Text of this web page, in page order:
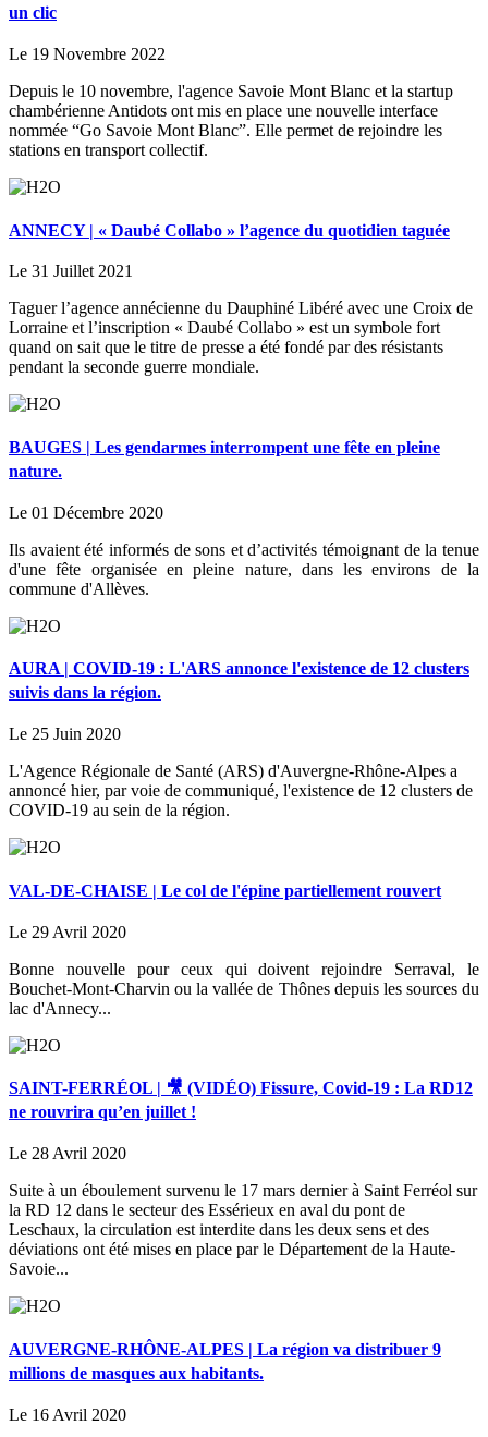
un clic
Le 19 Novembre 2022
Depuis le 10 novembre, l'agence Savoie Mont Blanc et la startup
chambérienne Antidots ont mis en place une nouvelle interface
nommée “Go Savoie Mont Blanc”. Elle permet de rejoindre les
stations en transport collectif.
ANNECY | « Daubé Collabo » l’agence du quotidien taguée
Le 31 Juillet 2021
Taguer l’agence annécienne du Dauphiné Libéré avec une Croix de
Lorraine et l’inscription « Daubé Collabo » est un symbole fort
quand on sait que le titre de presse a été fondé par des résistants
pendant la seconde guerre mondiale.
BAUGES | Les gendarmes interrompent une fête en pleine
nature.
Le 01 Décembre 2020
Ils avaient été informés de sons et d’activités témoignant de la tenue
d'une fête organisée en pleine nature, dans les environs de la
commune d'Allèves.
AURA | COVID-19 : L'ARS annonce l'existence de 12 clusters
suivis dans la région.
Le 25 Juin 2020
L'Agence Régionale de Santé (ARS) d'Auvergne-Rhône-Alpes a
annoncé hier, par voie de communiqué, l'existence de 12 clusters de
COVID-19 au sein de la région.
VAL-DE-CHAISE | Le col de l'épine partiellement rouvert
Le 29 Avril 2020
Bonne nouvelle pour ceux qui doivent rejoindre Serraval, le
Bouchet-Mont-Charvin ou la vallée de Thônes depuis les sources du
lac d'Annecy...
SAINT-FERRÉOL | 🎥 (VIDÉO) Fissure, Covid-19 : La RD12
ne rouvrira qu’en juillet !
Le 28 Avril 2020
Suite à un éboulement survenu le 17 mars dernier à Saint Ferréol sur
la RD 12 dans le secteur des Essérieux en aval du pont de
Leschaux, la circulation est interdite dans les deux sens et des
déviations ont été mises en place par le Département de la Haute-
Savoie...
AUVERGNE-RHÔNE-ALPES | La région va distribuer 9
millions de masques aux habitants.
Le 16 Avril 2020